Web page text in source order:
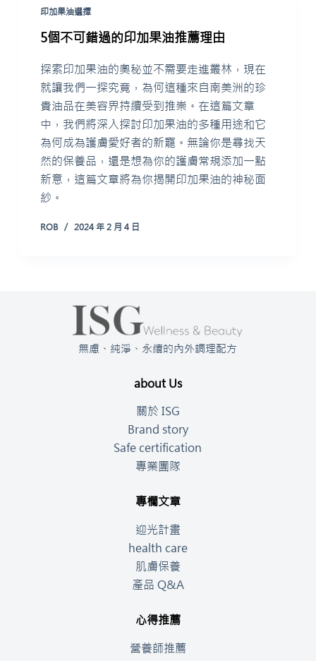
印加果油選擇
5個不可錯過的印加果油推薦理由
探索印加果油的奧秘並不需要走進叢林，現在
就讓我們一探究竟，為何這種來自南美洲的珍
貴油品在美容界持續受到推崇。在這篇文章
中，我們將深入探討印加果油的多種用途和它
為何成為護膚愛好者的新寵。無論你是尋找天
然的保養品，還是想為你的護膚常規添加一點
新意，這篇文章將為你揭開印加果油的神秘面
紗。
ROB 2024 年 2 月 4 日
無慮、純淨、永續的內外調理配方
about Us
關於 ISG
Brand story
Safe certification
專業團隊
專欄文章
迎光計畫
health care
肌膚保養
產品 Q&A
心得推薦
營養師推薦